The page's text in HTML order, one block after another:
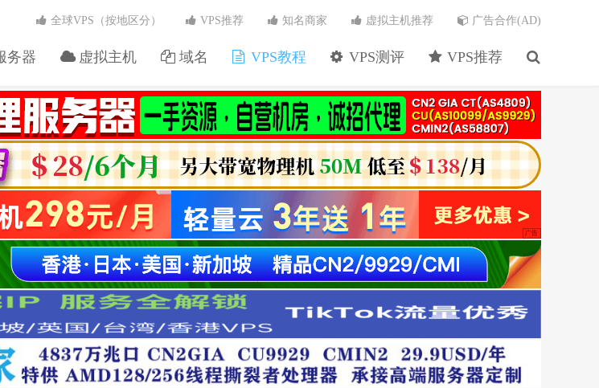
务器 虚拟主机 域名 VPS教程 VPS测评 VPS推荐
全球VPS（按地区分） VPS推荐 知名商家 虚拟主机推荐 广告合作(AD)